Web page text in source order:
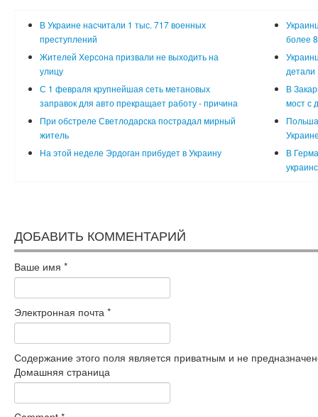
В Украине насчитали 1 тыс. 717 военных
преступлений
более
Жителей Херсона призвали не выходить на
улицу
детали
С 1 февраля крупнейшая сеть метановых
заправок для авто прекращает работу - причина
В
мост с
При обстреле Светлодарска пострадал мирный
житель
На этой неделе Эрдоган прибудет в Украину
В
ДОБАВИТЬ КОММЕНТАРИЙ
Ваше имя *
Электронная почта *
Содержание этого поля является приватным и не
Домашняя страница